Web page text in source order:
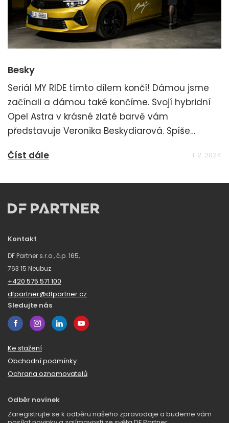
Besky
Seriál MY RIDE tímto dílem končí! Dámou jsme
začínali a dámou také končíme. Svojí hybridní
Opel Astra v krásné zlaté barvě vám
představuje Veronika Beskydiarová. Spíše
kuchařku a cukrářku asi spíše znát pod jejím
Číst dále 1. 2. 2024
Kontakt
DF Partner s.r.o., č.p. 165,
763 15 Neubuz
+420 575 571 100
dfpartner@dfpartner.cz
Sledujte nás
Ke stažení
Obchodní podmínky
Ochrana oznamovatelů
Odběr novinek
Zaregistrujte se k odběru našeho zpravodaje a budeme vám